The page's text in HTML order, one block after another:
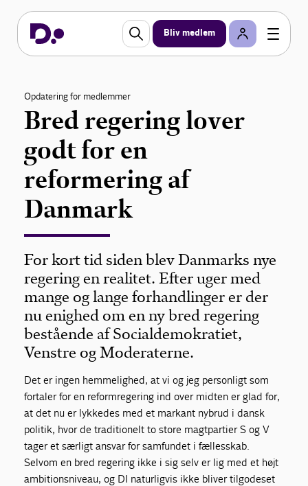
Bliv medlem
Opdatering for medlemmer
Bred regering lover
godt for en
reformering af
Danmark
For kort tid siden blev Danmarks nye
regering en realitet. Efter uger med
mange og lange forhandlinger er der
nu enighed om en ny bred regering
bestående af Socialdemokratiet,
Venstre og Moderaterne.
Det er ingen hemmelighed, at vi og jeg personligt som
fortaler for en reformregering ind over midten er glad for,
at det nu er lykkedes med et markant nybrud i dansk
politik, hvor de traditionelt to store magtpartier S og V
tager et særligt ansvar for samfundet i fællesskab.
Selvom en bred regering ikke i sig selv er lig med et højt
ambitionsniveau, og DI naturligvis ikke bliver tilgodeset